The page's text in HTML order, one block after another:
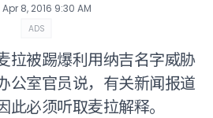
Apr 8, 2016 9:30 AM
ADS
拉被踢爆利用纳吉名字威胁
公室官员说，有关新闻报道
此必须听取麦拉解释。